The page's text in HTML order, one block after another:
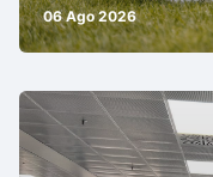
06 Ago 2026